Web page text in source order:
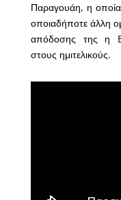
Παραγουάη, η
οποιαδήποτε άλλη
απόδοσης της η
στους ημιτελικούς.